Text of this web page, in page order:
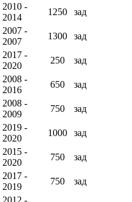
2010 -
2014
1250 зад
2007 -
2007
1300 зад
2017 -
2020
250 зад
2008 -
2016
650 зад
2008 -
2009
750 зад
2019 -
2020
1000 зад
2015 -
2020
750 зад
2017 -
2019
750 зад
2012 -